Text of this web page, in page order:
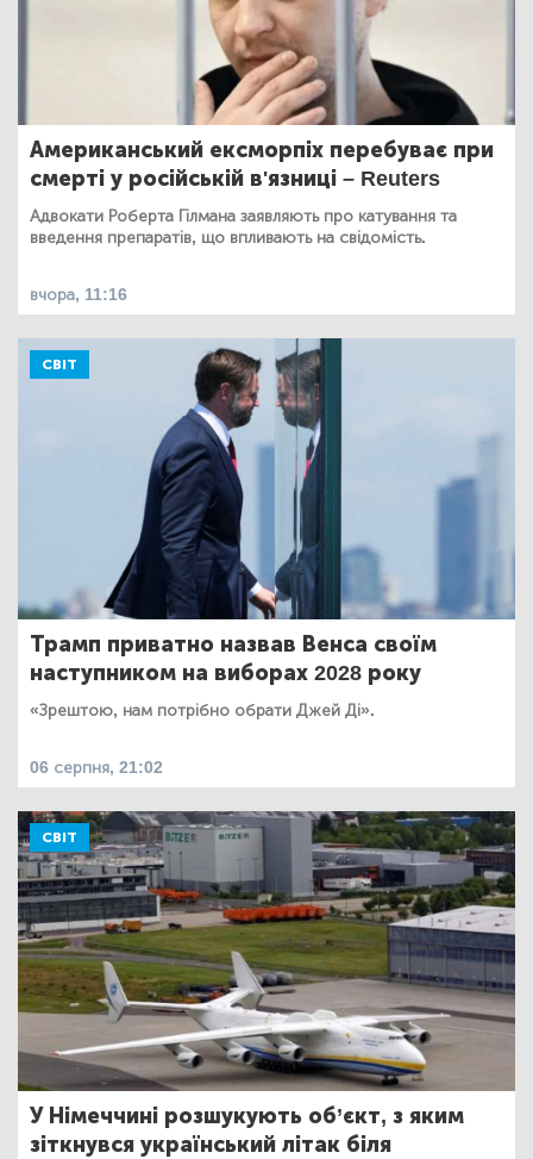
Американський ексморпіх перебуває при
смерті у російській в'язниці – Reuters
Адвокати Роберта Гілмана заявляють про катування та
введення препаратів, що впливають на свідомість.
вчора, 11:16
СВІТ
Трамп приватно назвав Венса своїм
наступником на виборах 2028 року
«Зрештою, нам потрібно обрати Джей Ді».
06 серпня, 21:02
СВІТ
У Німеччині розшукують об’єкт, з яким
зіткнувся український літак біля